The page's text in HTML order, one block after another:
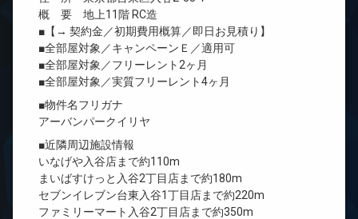
概 要 地上11階 RC造
■【→ 契約金／初期費用概算／即日お見積り】
■全部屋対象／キャンペーンＥ／適用可
■全部屋対象／フリーレント2ヶ月
■全部屋対象／実質フリーレント4ヶ月
■物件名フリガナ
アーバンパークイリヤ
■近隣周辺施設情報
いなげや入谷店まで約110m
まいばすけっと入谷2丁目店まで約180m
セブンイレブン台東入谷1丁目店まで約220m
ファミリーマート入谷2丁目店まで約350m